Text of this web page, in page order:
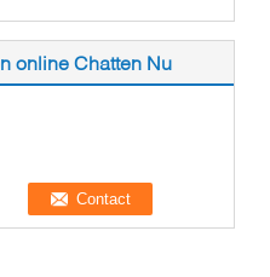
online Chatten Nu